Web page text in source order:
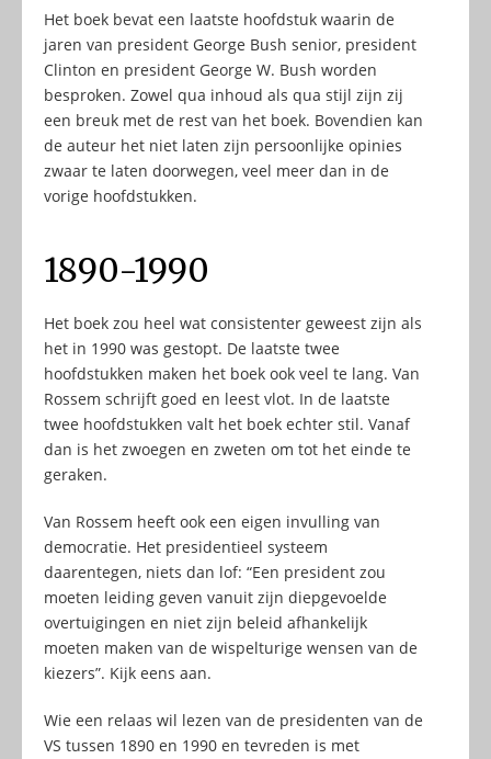
Het boek bevat een laatste hoofdstuk waarin de
jaren van president George Bush senior, president
Clinton en president George W. Bush worden
besproken. Zowel qua inhoud als qua stijl zijn zij
een breuk met de rest van het boek. Bovendien kan
de auteur het niet laten zijn persoonlijke opinies
zwaar te laten doorwegen, veel meer dan in de
vorige hoofdstukken.
1890-1990
Het boek zou heel wat consistenter geweest zijn als
het in 1990 was gestopt. De laatste twee
hoofdstukken maken het boek ook veel te lang. Van
Rossem schrijft goed en leest vlot. In de laatste
twee hoofdstukken valt het boek echter stil. Vanaf
dan is het zwoegen en zweten om tot het einde te
geraken.
Van Rossem heeft ook een eigen invulling van
democratie. Het presidentieel systeem
daarentegen, niets dan lof: “Een president zou
moeten leiding geven vanuit zijn diepgevoelde
overtuigingen en niet zijn beleid afhankelijk
moeten maken van de wispelturige wensen van de
kiezers”. Kijk eens aan.
Wie een relaas wil lezen van de presidenten van de
VS tussen 1890 en 1990 en tevreden is met